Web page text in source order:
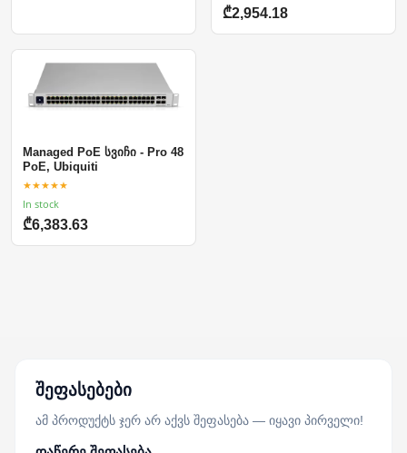
₾2,954.18
Managed PoE სვიჩი - Pro 48
PoE, Ubiquiti
★★★★★
In stock
₾6,383.63
შეფასებები
ამ პროდუქტს ჯერ არ აქვს შეფასება — იყავი პირველი!